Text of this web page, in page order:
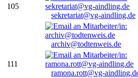
105
sekretariat@vg-aindling.de
archiv@todtenweis.de
111
ramona.rott@vg-